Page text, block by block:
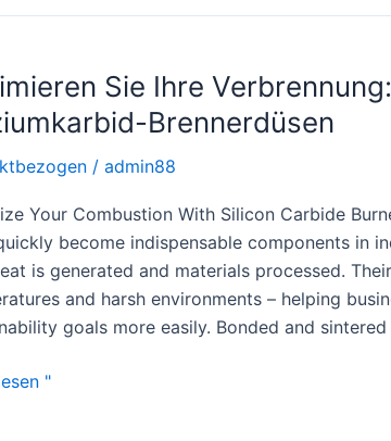
Sie Ihre
Brennerdüsen
/ admin88
Your Combustion With Silicon Carbide
become indispensable components in
is generated and materials processed.
and harsh environments – helping
goals more easily. Bonded and
"